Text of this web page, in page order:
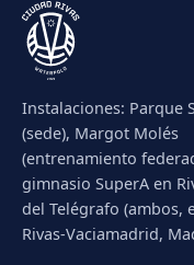
Instalaciones: Parque
(sede), Margot Molés
(entrenamiento
gimnasio SuperA en
del Telégrafo (ambos,
Rivas-Vaciamadrid,